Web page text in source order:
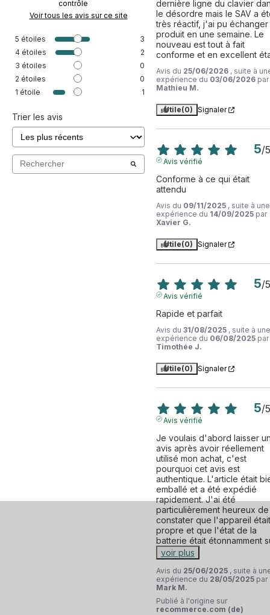
contrôle
Voir tous les avis sur ce site
5 étoiles
3
4 étoiles
2
3 étoiles
0
2 étoiles
0
1 étoile 1
Trier les avis
dernière ligne du clavier
le désordre mais le SAV a
très réactif, j'ai pu échanger
produit en une semaine. Le
nouveau est tout à fait
conforme et en excellent
Avis du 25/06/2026 , suite à
expérience du 03/06/2026 par
Mathieu M.
Utile(0) Signaler
5/5
Avis vérifié
Conforme à ce qui était
attendu
Avis du 09/11/2025 , suite à une
expérience du 14/09/2025 par
Xavier G.
Utile(0) Signaler
5/5
Avis vérifié
Rapide et parfait
Avis du 31/08/2025 , suite à une
expérience du 06/08/2025 par
Timothée J.
Utile(0) Signaler
5/5
Avis vérifié
Je voulais d'abord laisser
avis après avoir réellement
utilisé mon achat, c'est
pourquoi cet avis est
authentique. L'article était
emballé et a été expédié
rapidement. J'ai été
particulièrement heureux de
constater que l'appareil était
propre et que l'état de la
batterie était étonnamment
voir plus
Avis du 25/06/2025 , suite à
expérience du 28/05/2025 par
Mark M.
Publié à l'origine sur
recommerce.com (de)